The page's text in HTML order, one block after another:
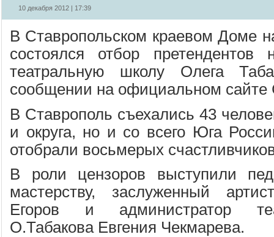
10 декабря 2012 | 17:39
В Ставропольском краевом Доме
состоялся отбор
театральную школу Олега
сообщении на официальном
В Ставрополь съехались 43
и округа, но и со всего Юга
отобрали восьмерых
В роли цензоров выступили
мастерству, заслуженный
Егоров и администратор
О.Табакова Евгения Чекмарева.